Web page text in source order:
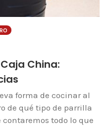
China:
forma de cocinar al
de qué tipo de parrilla
todo lo que